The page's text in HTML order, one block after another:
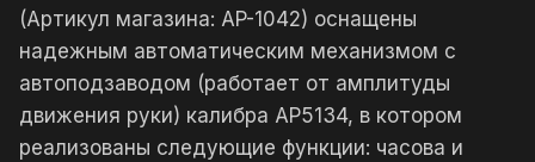
(Артикул магазина: AP-1042) оснащены
надежным автоматическим механизмом с
автоподзаводом (работает от амплитуды
движения руки) калибра AP5134, в котором
реализованы следующие функции: часова и